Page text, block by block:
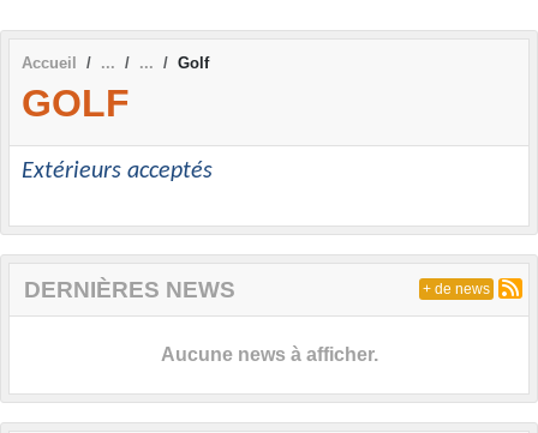
Accueil Golf
GOLF
Extérieurs acceptés
DERNIÈRES NEWS
Aucune news à afficher.
+ de news